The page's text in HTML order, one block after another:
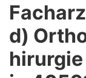
d)